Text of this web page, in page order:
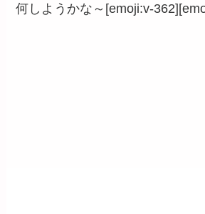
何しようかな～[emoji:v-